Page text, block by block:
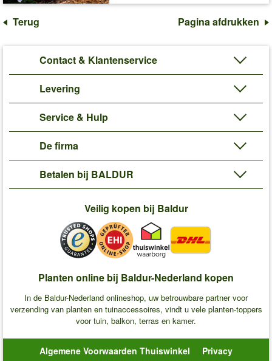
Terug Pagina afdrukken
Contact & Klantenservice
Levering
Service & Hulp
De firma
Betalen bij BALDUR
Veilig kopen bij Baldur
Planten online bij Baldur-Nederland kopen
In de Baldur-Nederland onlineshop, uw betrouwbare partner voor
verzending van planten en tuinaccessoires, vindt u vele planten-toppers
voor tuin, balkon, terras en kamer.
Algemene Voorwaarden Thuiswinkel Privacy